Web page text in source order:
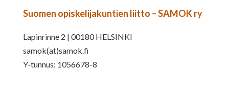
Suomen opiskelijakuntien liitto – SAMOK ry
Lapinrinne 2 | 00180 HELSINKI
samok(at)samok.fi
Y-tunnus: 1056678-8